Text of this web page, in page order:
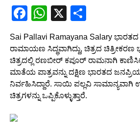
F
a
c
e
b
o
W
h
at
s
A
p
p
X
h
ar
e
Sai Pallavi Ramayana Salary
ರಾಮಾಯಣ ಸಿದ್ಧವಾಗಿದ್ದು, ಚಿತ್ರದ ಚಿತ್ರೀಕರಣ
ಚಿತ್ರದಲ್ಲಿ ರಣಬೀರ್ ಕಪೂರ್ ರಾಮನಾಗಿ
ಮಾತೆಯ ಪಾತ್ರವನ್ನು ದಕ್ಷಿಣ ಭಾರತದ
ನಿರ್ವಹಿಸಿದ್ದಾರೆ. ಸಾಯಿ ಪಲ್ಲವಿ ಸಾಮಾನ್ಯವಾಗಿ
ಚಿತ್ರಗಳನ್ನು ಒಪ್ಪಿಕೊಳ್ಳುತ್ತಾರೆ.